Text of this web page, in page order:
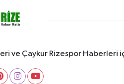
ve Çaykur Rizespor